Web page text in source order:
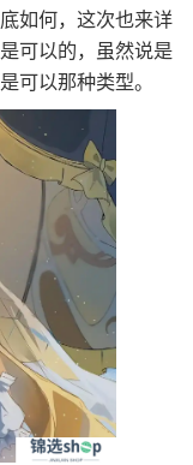
如何，这次也来详
可以的，虽然说是
可以那种类型。